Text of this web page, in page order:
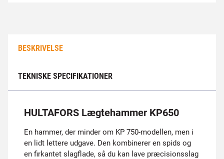
BESKRIVELSE
TEKNISKE SPECIFIKATIONER
HULTAFORS Lægtehammer KP650
En hammer, der minder om KP 750-modellen, men i
en lidt lettere udgave. Den kombinerer en spids og
en firkantet slagflade, så du kan lave præcisionsslag